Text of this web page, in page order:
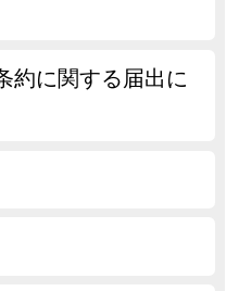
約に関する届出に